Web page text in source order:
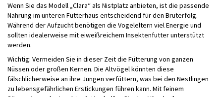
Wenn Sie das Modell „Clara“ als Nistplatz anbieten, ist die passende
Nahrung im unteren Futterhaus entscheidend für den Bruterfolg.
Während der Aufzucht benötigen die Vogeleltern viel Energie und
sollten idealerweise mit eiweißreichem Insektenfutter unterstützt
werden.
Wichtig: Vermeiden Sie in dieser Zeit die Fütterung von ganzen
Nüssen oder großen Kernen. Die Altvögel könnten diese
fälschlicherweise an ihre Jungen verfüttern, was bei den Nestlingen
zu lebensgefährlichen Erstickungen führen kann. Mit feinem